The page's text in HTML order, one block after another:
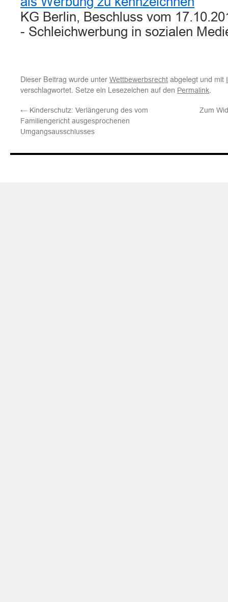
KG Berlin, Beschluss vom
- Schleichwerbung in sozialen
Dieser Beitrag wurde unter Wettbewerbsrecht abgelegt und mit
verschlagwortet. Setze ein Lesezeichen auf den Permalink.
← Kinderschutz: Verlängerung des vom
Familiengericht ausgesprochenen
Umgangsausschlusses
Zum